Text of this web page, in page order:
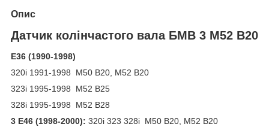
Опис
Датчик колінчастого вала БМВ 3 М52 B20
E36 (1990-1998)
320i 1991-1998 M50 B20, M52 B20
323і 1995-1998 M52 B25
328i 1995-1998 M52 B28
3 E46 (1998-2000): 320i 323 328i M50 B20, M52 B20